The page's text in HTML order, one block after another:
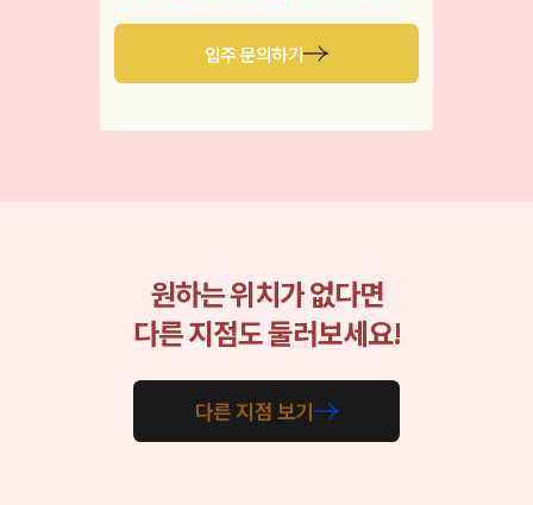
입주 문의하기
원하는 위치가 없다면
다른 지점도 둘러보세요!
다른 지점 보기